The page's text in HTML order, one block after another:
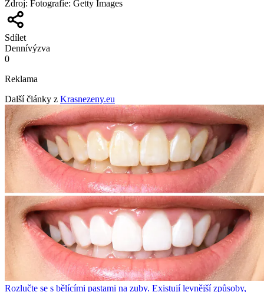
Zdroj: Fotografie: Getty Images
Sdílet
Dennívýzva
0
Reklama
Další články z Krasnezeny.eu
Rozlučte se s bělícími pastami na zuby. Existují levnější způsoby,